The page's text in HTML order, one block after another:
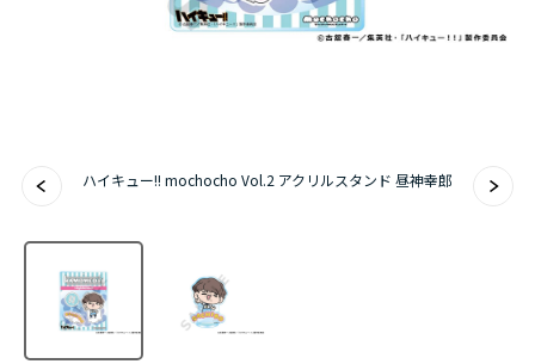
ハイキュー!!ジャージ＆ユニフォーム
『ふつつかな悪女ではございますが ～雛宮蝶鼠と
ハイキュー!! mochocho Vol.2 アクリルスタンド 昼神幸郎